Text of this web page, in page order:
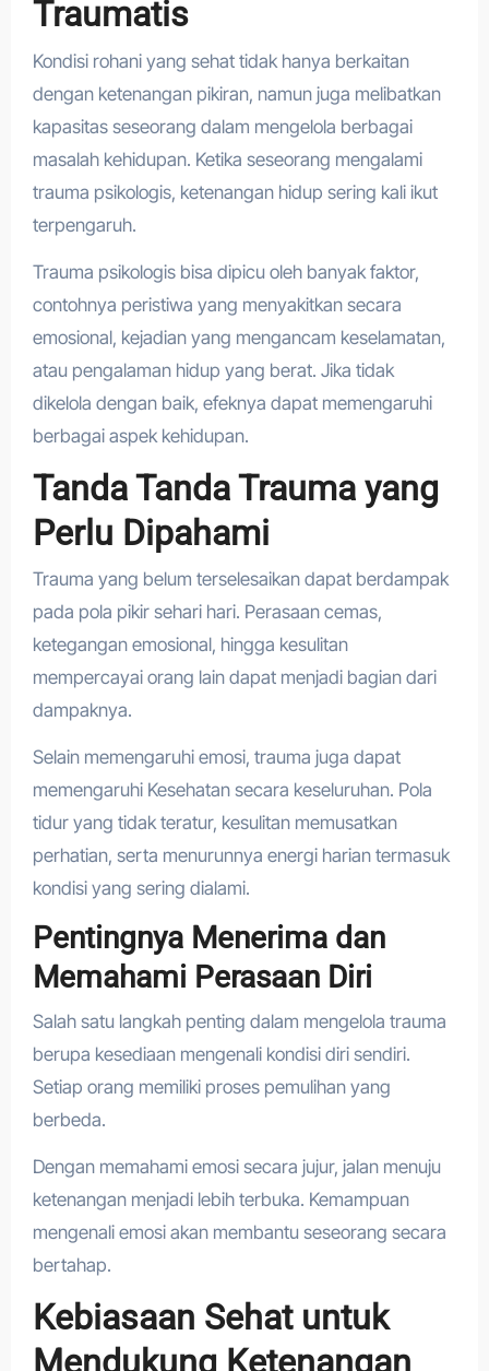
Traumatis
Kondisi rohani yang sehat tidak hanya berkaitan
dengan ketenangan pikiran, namun juga melibatkan
kapasitas seseorang dalam mengelola berbagai
masalah kehidupan. Ketika seseorang mengalami
trauma psikologis, ketenangan hidup sering kali ikut
terpengaruh.
Trauma psikologis bisa dipicu oleh banyak faktor,
contohnya peristiwa yang menyakitkan secara
emosional, kejadian yang mengancam keselamatan,
atau pengalaman hidup yang berat. Jika tidak
dikelola dengan baik, efeknya dapat memengaruhi
berbagai aspek kehidupan.
Tanda Tanda Trauma yang
Perlu Dipahami
Trauma yang belum terselesaikan dapat berdampak
pada pola pikir sehari hari. Perasaan cemas,
ketegangan emosional, hingga kesulitan
mempercayai orang lain dapat menjadi bagian dari
dampaknya.
Selain memengaruhi emosi, trauma juga dapat
memengaruhi Kesehatan secara keseluruhan. Pola
tidur yang tidak teratur, kesulitan memusatkan
perhatian, serta menurunnya energi harian termasuk
kondisi yang sering dialami.
Pentingnya Menerima dan
Memahami Perasaan Diri
Salah satu langkah penting dalam mengelola trauma
berupa kesediaan mengenali kondisi diri sendiri.
Setiap orang memiliki proses pemulihan yang
berbeda.
Dengan memahami emosi secara jujur, jalan menuju
ketenangan menjadi lebih terbuka. Kemampuan
mengenali emosi akan membantu seseorang secara
bertahap.
Kebiasaan Sehat untuk
Mendukung Ketenangan